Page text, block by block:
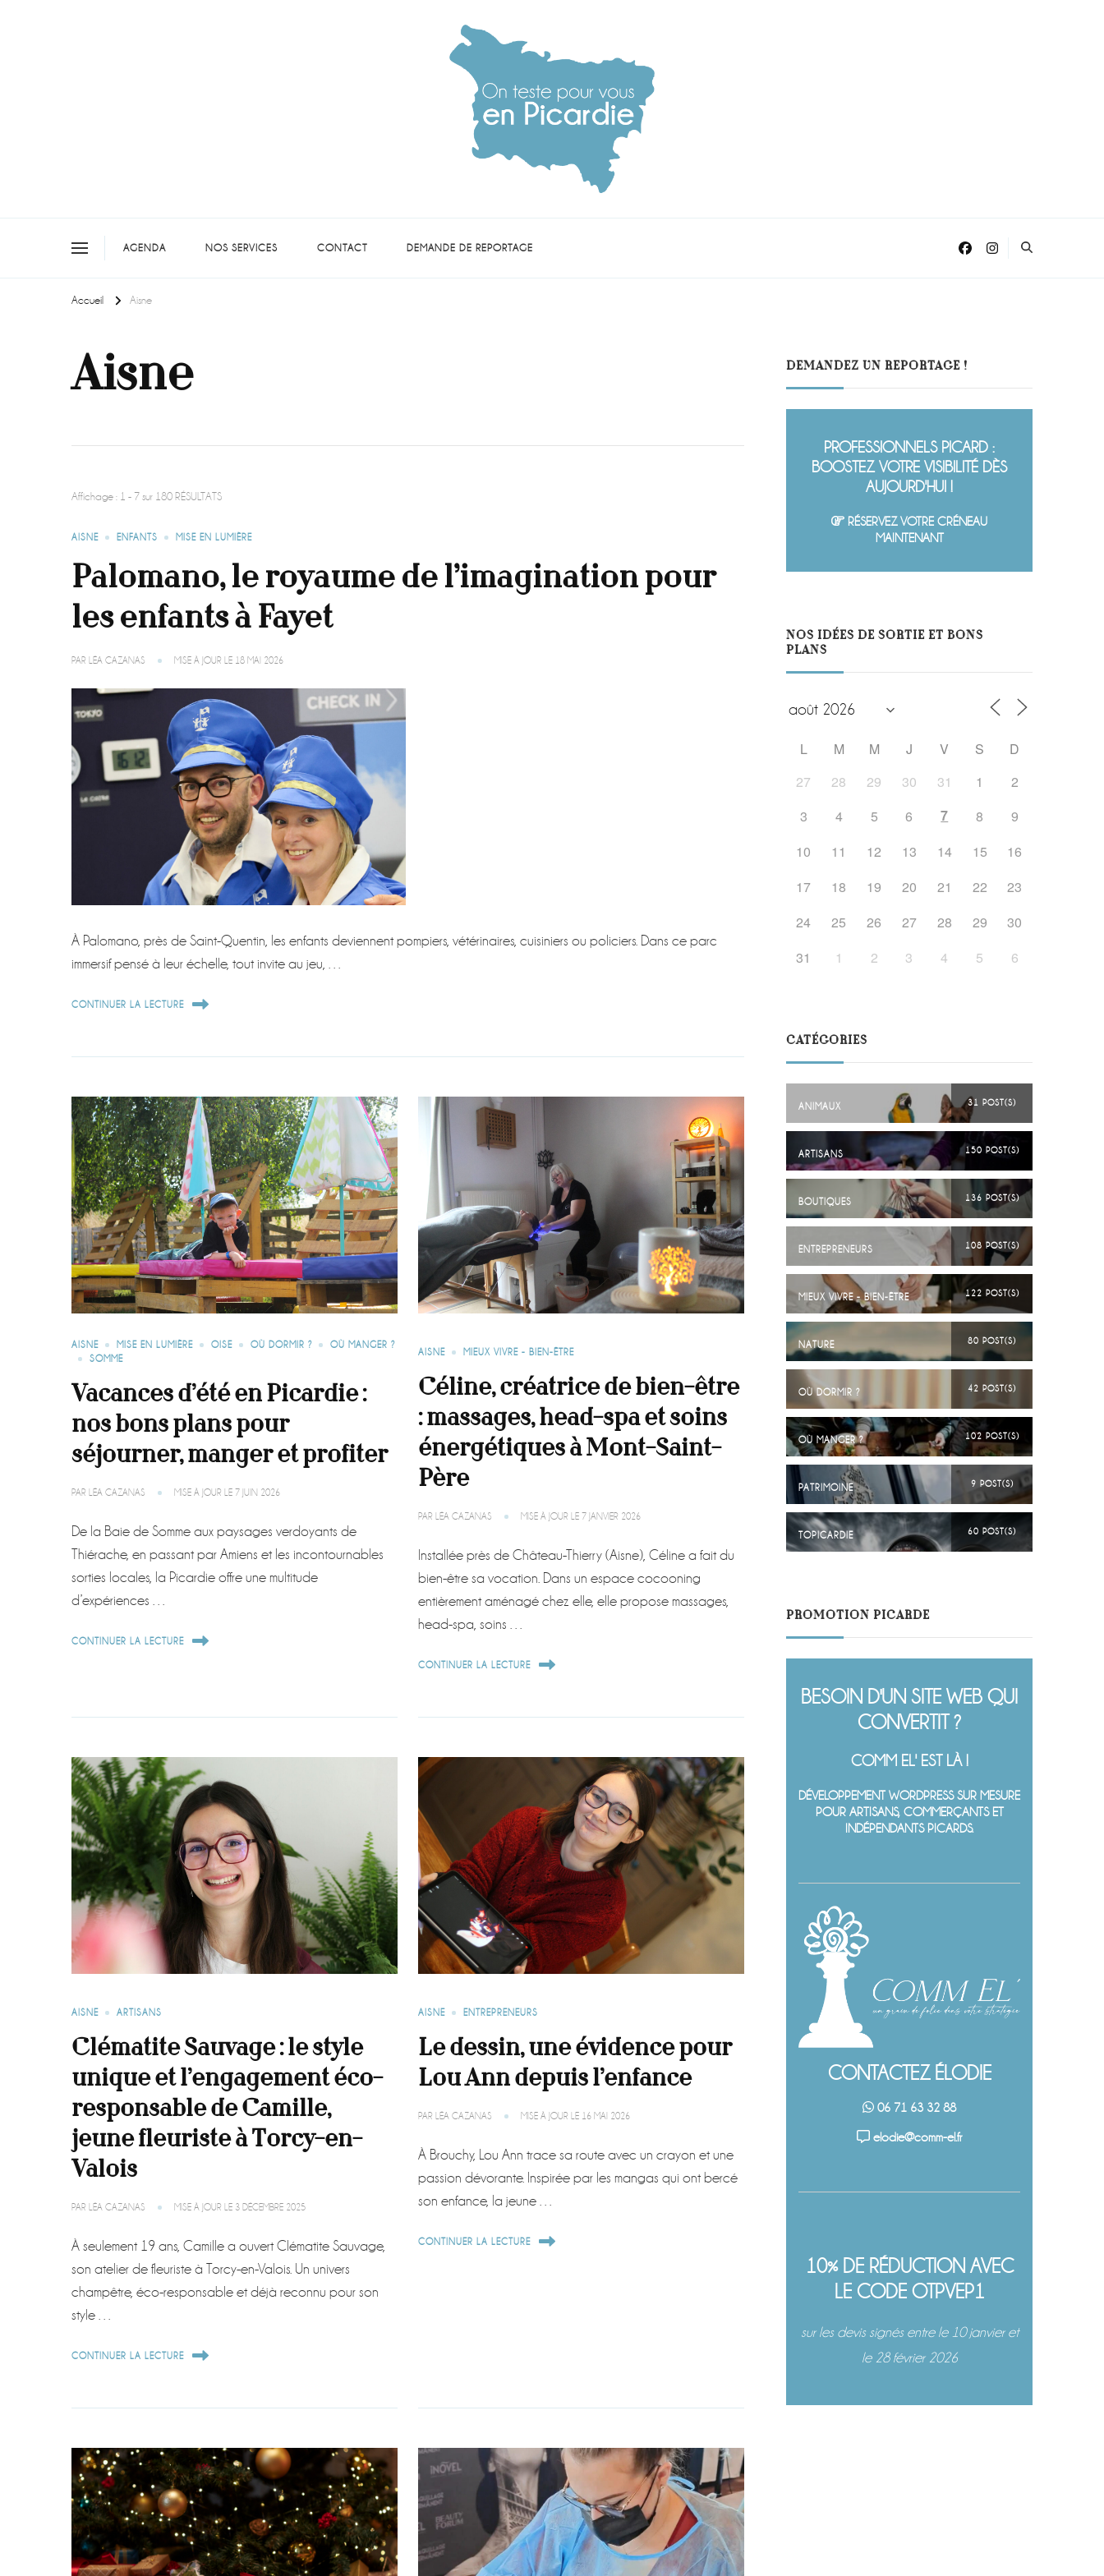
AGENDA NOS SERVICES CONTACT DEMANDE DE REPORTAGE
Accueil Aisne
Aisne
Affichage : 1 - 7 sur 180 RÉSULTATS
AISNE ENFANTS MISE EN LUMIÈRE
Palomano, le royaume de l’imagination pour
les enfants à Fayet
PAR LÉA CAZANAS MISE À JOUR LE 18 MAI 2026
À Palomano, près de Saint-Quentin, les enfants deviennent pompiers, vétérinaires, cuisiniers ou policiers. Dans ce parc
immersif pensé à leur échelle, tout invite au jeu, …
CONTINUER LA LECTURE
AISNE MISE EN LUMIÈRE OISE OÙ DORMIR ?
OÙ MANGER ?
SOMME
Vacances d’été en Picardie :
nos bons plans pour
séjourner, manger et profiter
PAR LÉA CAZANAS MISE À JOUR LE 7 JUIN 2026
De la Baie de Somme aux paysages verdoyants de
Thiérache, en passant par Amiens et les incontournables
sorties locales, la Picardie offre une multitude
d’expériences …
CONTINUER LA LECTURE
AISNE MIEUX VIVRE - BIEN-ÊTRE
Céline, créatrice de bien-être
: massages, head-spa et soins
énergétiques à Mont-Saint-
Père
PAR LÉA CAZANAS MISE À JOUR LE 7 JANVIER 2026
Installée près de Château-Thierry (Aisne), Céline a fait du
bien-être sa vocation. Dans un espace cocooning
entièrement aménagé chez elle, elle propose massages,
head-spa, soins …
CONTINUER LA LECTURE
AISNE ARTISANS
Clématite Sauvage : le style
unique et l’engagement éco-
responsable de Camille,
jeune fleuriste à Torcy-en-
Valois
PAR LÉA CAZANAS MISE À JOUR LE 3 DÉCEMBRE 2025
À seulement 19 ans, Camille a ouvert Clématite Sauvage,
son atelier de fleuriste à Torcy-en-Valois. Un univers
champêtre, éco-responsable et déjà reconnu pour son
style …
CONTINUER LA LECTURE
AISNE ENTREPRENEURS
Le dessin, une évidence pour
Lou Ann depuis l’enfance
PAR LÉA CAZANAS MISE À JOUR LE 16 MAI 2026
À Brouchy, Lou Ann trace sa route avec un crayon et une
passion dévorante. Inspirée par les mangas qui ont bercé
son enfance, la jeune …
CONTINUER LA LECTURE
DEMANDEZ UN REPORTAGE !
PROFESSIONNELS PICARD :
BOOSTEZ VOTRE VISIBILITÉ DÈS
AUJOURD'HUI !
RÉSERVEZ VOTRE CRÉNEAU
MAINTENANT
NOS IDÉES DE SORTIE ET BONS
PLANS
L M M J V S
D
27
28 29 30 31 1
2
3
4 5 6 7 8
9
10
11 12 13 14 15
16
17
18 19 20 21 22
23
24
25 26 27 28 29
30
31
1 2 3 4 5 6
CATÉGORIES
ANIMAUX 31 POST(S)
ARTISANS 150 POST(S)
BOUTIQUES 136 POST(S)
ENTREPRENEURS 108 POST(S)
MIEUX VIVRE - BIEN-ÊTRE 122 POST(S)
NATURE 80 POST(S)
OÙ DORMIR ? 42 POST(S)
OÙ MANGER ? 102 POST(S)
PATRIMOINE 9 POST(S)
TOPICARDIE 60 POST(S)
PROMOTION PICARDE
BESOIN D'UN SITE WEB QUI
CONVERTIT ?
COMM EL' EST LÀ !
DÉVELOPPEMENT WORDPRESS SUR MESURE
POUR ARTISANS, COMMERÇANTS ET
INDÉPENDANTS PICARDS.
CONTACTEZ ÉLODIE
06 71 63 32 88
elodie@comm-el.fr
10% DE RÉDUCTION AVEC
LE CODE OTPVEP1
sur les devis signés entre le 10 janvier et
le 28 février 2026